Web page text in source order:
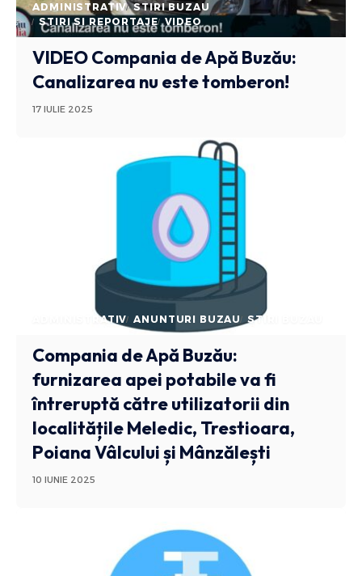
ADMINISTRATIV STIRI BUZAU
STIRI SI REPORTAJE VIDEO
VIDEO Compania de Apă Buzău:
Canalizarea nu este tomberon!
17 IULIE 2025
ADMINISTRATIV ANUNTURI BUZAU STIRI BUZAU
Compania de Apă Buzău:
furnizarea apei potabile va fi
întreruptă către utilizatorii din
localitățile Meledic, Trestioara,
Poiana Vâlcului și Mânzălești
10 IUNIE 2025